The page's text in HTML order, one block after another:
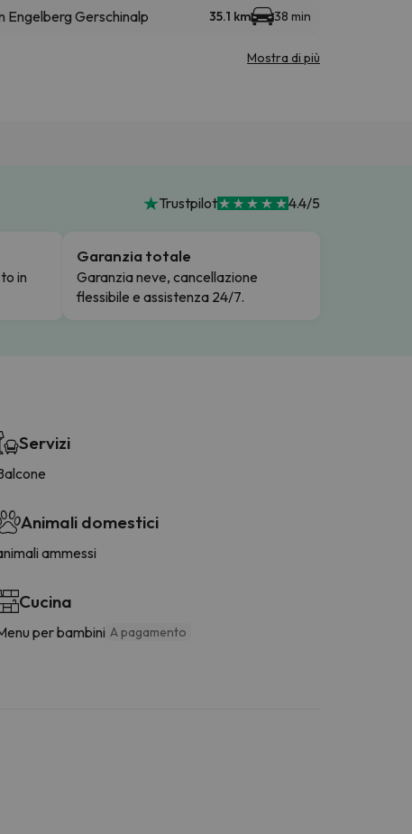
Engelberg Gerschinalp 35.1 km 38 min
Mostra di più
Trustpilot 4.4/5
in
Garanzia totale
Garanzia neve, cancellazione
flessibile e assistenza 24/7.
Servizi
Animali domestici
ammessi
Cucina
per bambini A pagamento